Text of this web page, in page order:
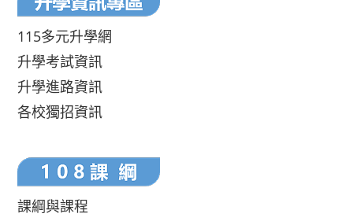
115多元升學網
升學考試資訊
升學進路資訊
各校獨招資訊
課綱與課程